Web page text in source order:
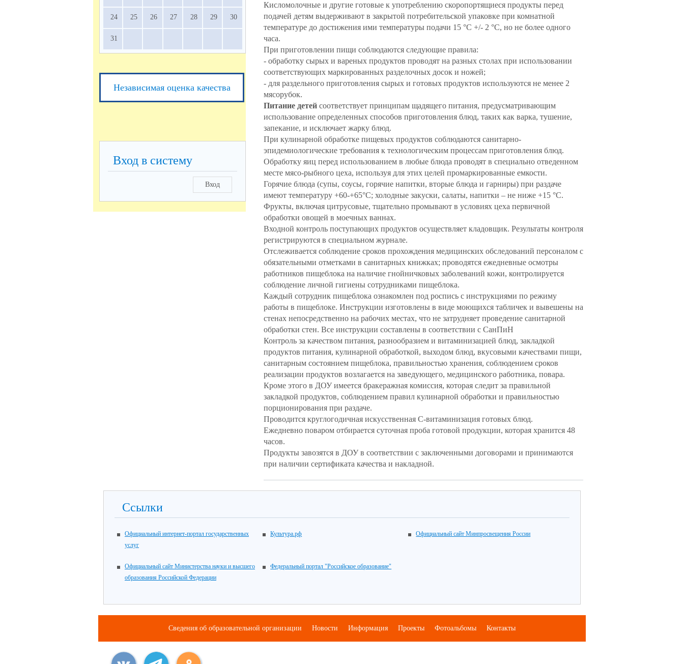
Кисломолочные и другие готовые к употреблению скоропортящиеся продукты перед
подачей детям выдерживают в закрытой потребительской упаковке при комнатной
температуре до достижения ими температуры подачи 15 °C +/- 2 °C, но не более одного
часа.
При приготовлении пищи соблюдаются следующие правила:
- обработку сырых и вареных продуктов проводят на разных столах при использовании
соответствующих маркированных разделочных досок и ножей;
- для раздельного приготовления сырых и готовых продуктов используются не менее 2
мясорубок.
Питание детей соответствует принципам щадящего питания, предусматривающим
использование определенных способов приготовления блюд, таких как варка, тушение,
запекание, и исключает жарку блюд.
При кулинарной обработке пищевых продуктов соблюдаются санитарно-
эпидемиологические требования к технологическим процессам приготовления блюд.
Обработку яиц перед использованием в любые блюда проводят в специально отведенном
месте мясо-рыбного цеха, используя для этих целей промаркированные емкости.
Горячие блюда (супы, соусы, горячие напитки, вторые блюда и гарниры) при раздаче
имеют температуру +60-+65°C; холодные закуски, салаты, напитки – не ниже +15 °C.
Фрукты, включая цитрусовые, тщательно промывают в условиях цеха первичной
обработки овощей в моечных ваннах.
Входной контроль поступающих продуктов осуществляет кладовщик. Результаты контроля
регистрируются в специальном журнале.
Отслеживается соблюдение сроков прохождения медицинских обследований персоналом с
обязательными отметками в санитарных книжках; проводятся ежедневные осмотры
работников пищеблока на наличие гнойничковых заболеваний кожи, контролируется
соблюдение личной гигиены сотрудниками пищеблока.
Каждый сотрудник пищеблока ознакомлен под роспись с инструкциями по режиму
работы в пищеблоке. Инструкции изготовлены в виде моющихся табличек и вывешены на
стенах непосредственно на рабочих местах, что не затрудняет проведение санитарной
обработки стен. Все инструкции составлены в соответствии с СанПиН
Контроль за качеством питания, разнообразием и витаминизацией блюд, закладкой
продуктов питания, кулинарной обработкой, выходом блюд, вкусовыми качествами пищи,
санитарным состоянием пищеблока, правильностью хранения, соблюдением сроков
реализации продуктов возлагается на заведующего, медицинского работника, повара.
Кроме этого в ДОУ имеется бракеражная комиссия, которая следит за правильной
закладкой продуктов, соблюдением правил кулинарной обработки и правильностью
порционирования при раздаче.
Проводится круглогодичная искусственная С-витаминизация готовых блюд.
Ежедневно поваром отбирается суточная проба готовой продукции, которая хранится 48
часов.
Продукты завозятся в ДОУ в соответствии с заключенными договорами и принимаются
при наличии сертификата качества и накладной.
24 25 26 27 28 29 30
31
Независимая оценка качества
Вход в систему
Вход
Ссылки
Официальный интернет-портал государственных
услуг
Культура.рф Официальный сайт Минпросвещения России
Официальный сайт Министерства науки и высшего
образования Российской Федерации
Федеральный портал "Российское образование"
Сведения об образовательной организации Новости Информация Проекты Фотоальбомы Контакты